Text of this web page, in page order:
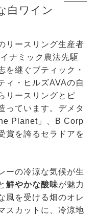
白ワイン
リースリング生産者
ナミック農法先駆
を継ぐブティック・
ィ・ヒルズAVAの自
リースリングとピ
っています。デメタ
Planet」、B Corp
賞を誇るセラドアを
ーの冷涼な気候が生
鮮やかな酸味が魅力
風を受ける畑のオレ
スカットに、冷涼地